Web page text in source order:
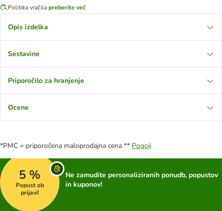
Politika vračilapreberite več
Opis izdelka
Sestavine
Priporočilo za hranjenje
Ocene
*PMC = priporočena maloprodajna cena ** Pogoji
5 %
Popust ob
prijavi!
Ne zamudite personaliziranih ponudb, popustov
in kuponov!